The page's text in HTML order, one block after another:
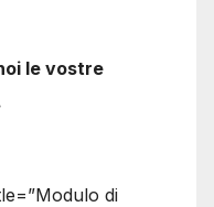
le vostre
di